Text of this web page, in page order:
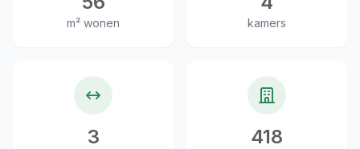
m² wonen kamers
3 418